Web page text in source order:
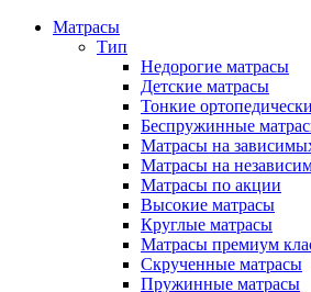
Матрасы
Тип
Недорогие матрасы
Детские матрасы
Тонкие
Беспружинные
Матрасы на
Матрасы на
Матрасы по акции
Высокие матрасы
Круглые матрасы
Матрасы премиум
Скрученные матрасы
Пружинные матрасы